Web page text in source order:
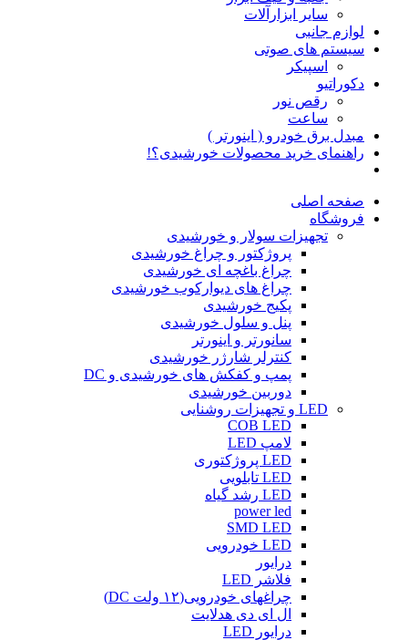
سایر ابزارآلات
لوازم جانبی
سیستم های صوتی
اسپیکر
دکوراتیو
رقص نور
ساعت
مبدل برق خودرو ( اینورتر )
راهنمای خرید محصولات خورشیدی؟!
صفحه اصلی
فروشگاه
تجهیزات سولار و خورشیدی
پروژکتور و چراغ خورشیدی
چراغ باغچه ای خورشیدی
چراغ های دیوارکوب خورشیدی
پکیج خورشیدی
پنل و سلول خورشیدی
سانورتر و اینورتر
کنترلر شارژر خورشیدی
پمپ و کفکش های خورشیدی و DC
دوربین خورشیدی
LED و تجهیزات روشنایی
COB LED
لامپ LED
LED پروژکتوری
LED تابلویی
LED رشد گیاه
power led
SMD LED
LED خودرویی
درایور
فلاشر LED
چراغهای خودرویی(۱۲ ولت DC)
ال ای دی هدلایت
درایور LED